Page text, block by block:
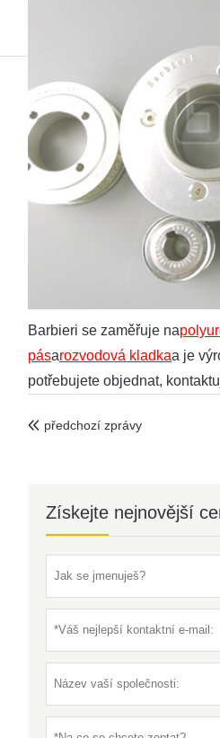
Barbieri se zaměřuje na
pásarozvodová kladkaa je
potřebujete objednat,
 předchozí zprávy
Získejte nejnovější